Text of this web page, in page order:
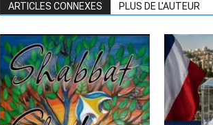
ARTICLES CONNEXES PLUS DE L'AUTEUR